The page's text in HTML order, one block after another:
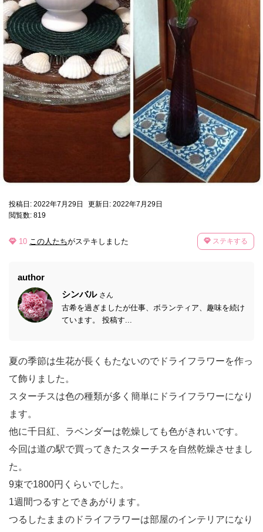
投稿日: 2022年7月29日
更新日: 2022年7月29日
閲覧数: 819
10 この人たちがステキしました ステキする
author
シンバル さん
古希を過ぎましたが仕事、ボランティア、趣味を続け
ています。 投稿す...
夏の季節は生花が長くもたないのでドライフラワーを作っ
て飾りました。
スターチスは色の種類が多く簡単にドライフラワーになり
ます。
他に千日紅、ラベンダーは乾燥しても色がきれいです。
今回は道の駅で買ってきたスターチスを自然乾燥させまし
た。
9束で1800円くらいでした。
1週間つるすとできあがります。
つるしたままのドライフラワーは部屋のインテリアになり